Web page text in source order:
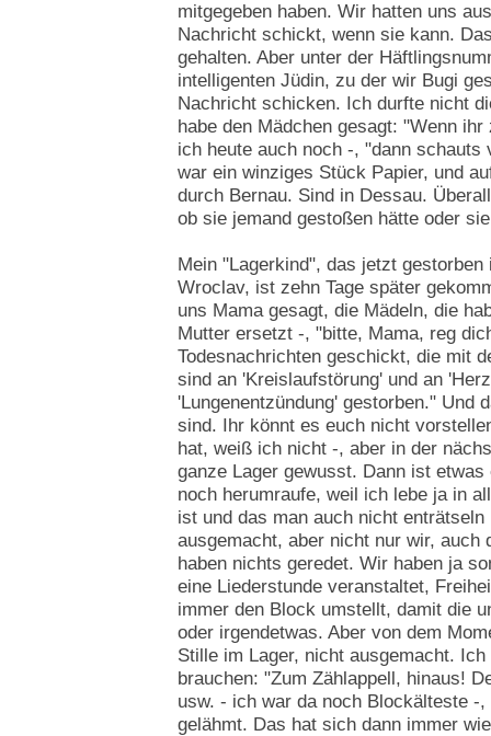
mitgegeben haben. Wir hatten uns
Nachricht schickt, wenn sie kann.
gehalten. Aber unter der
intelligenten Jüdin, zu der wir Bugi
Nachricht schicken. Ich durfte nicht
habe den Mädchen gesagt: "Wenn
ich heute auch noch -, "dann
war ein winziges Stück Papier, und
durch Bernau. Sind in Dessau.
ob sie jemand gestoßen hätte oder
Mein "Lagerkind", das jetzt
Wroclav, ist zehn Tage später
uns Mama gesagt, die Mädeln, die
Mutter ersetzt -, "bitte, Mama, reg
Todesnachrichten geschickt, die mit
sind an 'Kreislaufstörung' und an
'Lungenentzündung' gestorben." Und
sind. Ihr könnt es euch nicht
hat, weiß ich nicht -, aber in der
ganze Lager gewusst. Dann ist
noch herumraufe, weil ich lebe ja in
ist und das man auch nicht
ausgemacht, aber nicht nur wir, auch
haben nichts geredet. Wir haben ja
eine Liederstunde veranstaltet,
immer den Block umstellt, damit die
oder irgendetwas. Aber von dem
Stille im Lager, nicht ausgemacht.
brauchen: "Zum Zählappell, hinaus!
usw. - ich war da noch Blockälteste -
gelähmt. Das hat sich dann immer